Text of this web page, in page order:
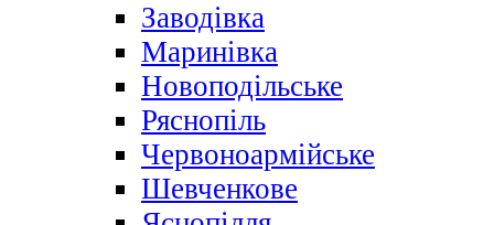
Заводівка
Маринівка
Новоподільське
Ряснопіль
Червоноармійське
Шевченкове